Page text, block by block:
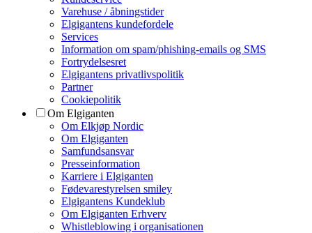
Varehuse / åbningstider
Elgigantens kundefordele
Services
Information om spam/phishing-emails og SMS
Fortrydelsesret
Elgigantens privatlivspolitik
Partner
Cookiepolitik
Om Elgiganten
Om Elkjøp Nordic
Om Elgiganten
Samfundsansvar
Presseinformation
Karriere i Elgiganten
Fødevarestyrelsen smiley
Elgigantens Kundeklub
Om Elgiganten Erhverv
Whistleblowing i organisationen